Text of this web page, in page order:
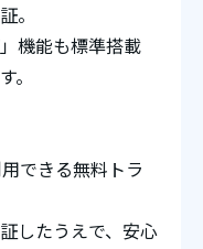
。
機能も標準搭載
。
できる無料トラ
したうえで、安心